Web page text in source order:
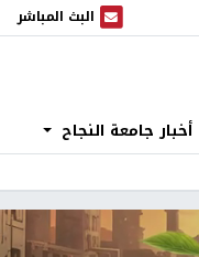
البث المباشر
البث المباشر
أخبار جامعة النجاح